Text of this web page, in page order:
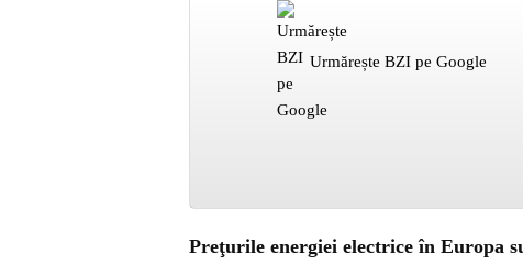
Urmărește BZI pe Google
Preţurile energiei electrice în Europa